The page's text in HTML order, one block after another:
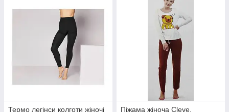
Термо легінси колготи жіночі
Піжама жіноча Cleve,